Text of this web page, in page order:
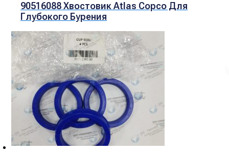
90516088 Хвостовик Atlas Copco Для
Глубокого Бурения